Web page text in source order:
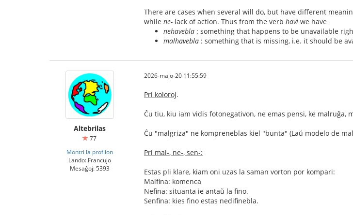
There are cases when several will do, but have different
while ne- lack of action. Thus from the verb havi we have
nehavebla : something that happens to be unavailable
malhavebla : something that is missing, i.e. it should be
Altebrilas
77
Montri la profilon
Lando: Francujo
Mesaĝoj: 5393
2026-majo-20 11:55:59
Pri koloroj.
Ĉu tiu, kiu iam vidis fotonegativon, ne emas pensi, ke malruĝa,
Ĉu "malgriza" ne kompreneblas kiel "bunta" (Laŭ modelo de
Pri mal-, ne-, sen-:
Estas pli klare, kiam oni uzas la saman vorton por kompari:
Malfina: komenca
Nefina: situanta ie antaŭ la fino.
Senfina: kies fino estas nedifinebla.